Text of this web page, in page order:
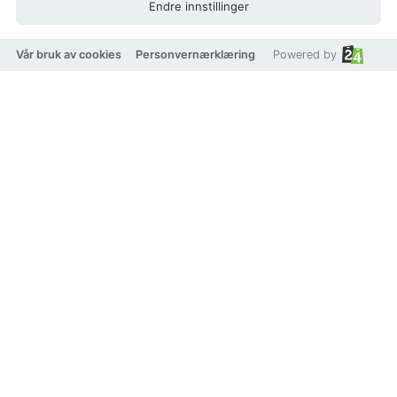
Legg til som favoritt
Endre innstillinger
Vår bruk av cookies Personvernærklæring Powered by